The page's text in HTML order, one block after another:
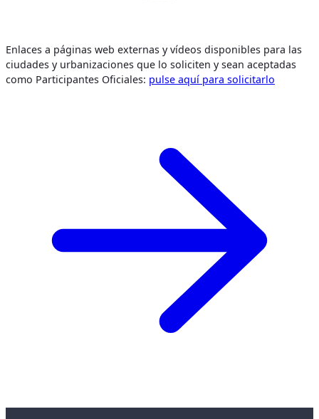
Enlaces a páginas web externas y vídeos disponibles para las
ciudades y urbanizaciones que lo soliciten y sean aceptadas
como Participantes Oficiales: pulse aquí para solicitarlo